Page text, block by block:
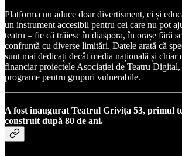
Platforma nu aduce doar divertisment, ci și
un instrument accesibil pentru cei care nu pot
teatru – fie că trăiesc în diaspora, în orașe fără
confruntă cu diverse limitări. Datele arată că
sunt mai dedicați decât media națională și chiar
financiar proiectele Asociației de Teatru Digital,
programe pentru grupuri vulnerabile.
A fost inaugurat Teatrul Grivița 53, primul
construit după 80 de ani.